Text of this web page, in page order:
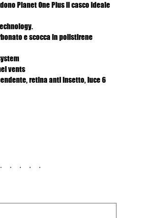
Planet One Plus il casco ideale
e scocca in polistirene
vents
retina anti insetto, luce 6